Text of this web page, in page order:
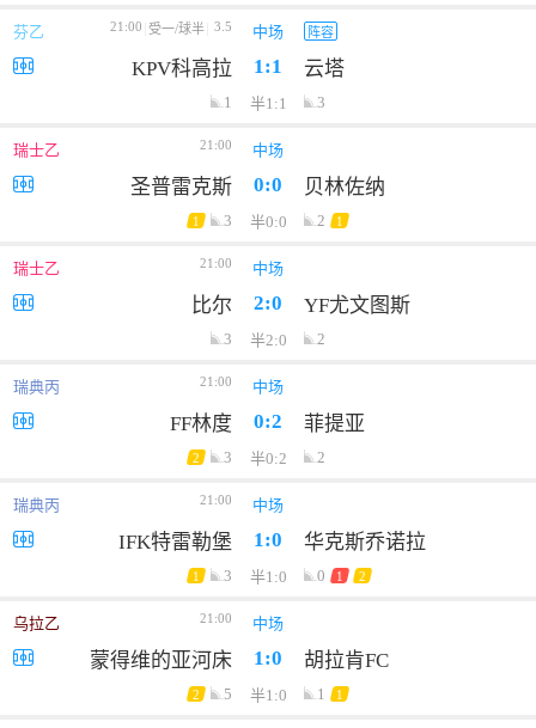
芬乙 21:00 受一/球半 3.5 中场 阵容
KPV科高拉 1:1 云塔
1 半1:1 3
瑞士乙 21:00 中场
圣普雷克斯 0:0 贝林佐纳
1 3 半0:0 2 1
瑞士乙 21:00 中场
比尔 2:0 YF尤文图斯
3 半2:0 2
瑞典丙 21:00 中场
FF林度 0:2 菲提亚
2 3 半0:2 2
瑞典丙 21:00 中场
IFK特雷勒堡 1:0 华克斯乔诺拉
1 3 半1:0 0 1 2
乌拉乙 21:00 中场
蒙得维的亚河床 1:0 胡拉肯FC
2 5 半1:0 1 1